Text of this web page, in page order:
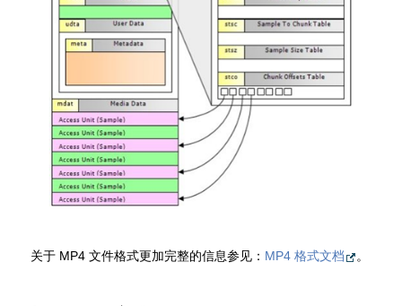
关于 MP4 文件格式更加完整的信息参见： MP4 格式文档 。